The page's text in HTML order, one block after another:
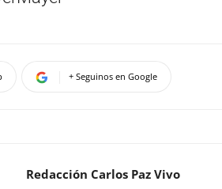
+ Seguinos en Google
Redacción Carlos Paz Vivo